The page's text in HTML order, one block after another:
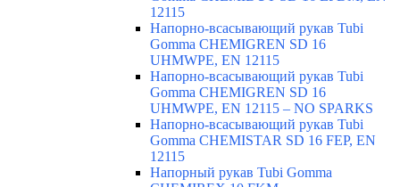
12115
Напорно-всасывающий рукав Tubi
Gomma CHEMIGREN SD 16
UHMWPE, EN 12115
Напорно-всасывающий рукав Tubi
Gomma CHEMIGREN SD 16
UHMWPE, EN 12115 – NO SPARKS
Напорно-всасывающий рукав Tubi
Gomma CHEMISTAR SD 16 FEP, EN
12115
Напорный рукав Tubi Gomma